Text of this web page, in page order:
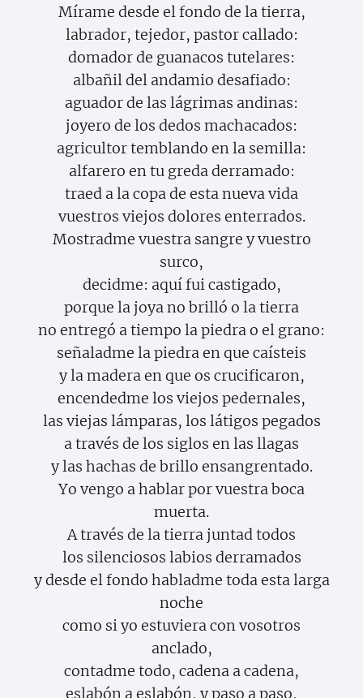
Mírame desde el fondo de la tierra,
labrador, tejedor, pastor callado:
domador de guanacos tutelares:
albañil del andamio desafiado:
aguador de las lágrimas andinas:
joyero de los dedos machacados:
agricultor temblando en la semilla:
alfarero en tu greda derramado:
traed a la copa de esta nueva vida
vuestros viejos dolores enterrados.
Mostradme vuestra sangre y vuestro
surco,
decidme: aquí fui castigado,
porque la joya no brilló o la tierra
no entregó a tiempo la piedra o el grano:
señaladme la piedra en que caísteis
y la madera en que os crucificaron,
encendedme los viejos pedernales,
las viejas lámparas, los látigos pegados
a través de los siglos en las llagas
y las hachas de brillo ensangrentado.
Yo vengo a hablar por vuestra boca
muerta.
A través de la tierra juntad todos
los silenciosos labios derramados
y desde el fondo habladme toda esta larga
noche
como si yo estuviera con vosotros
anclado,
contadme todo, cadena a cadena,
eslabón a eslabón, y paso a paso,